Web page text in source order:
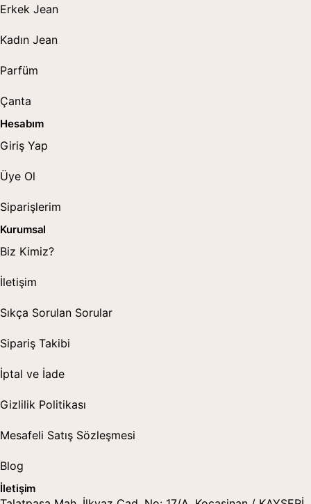
Erkek Jean
Kadın Jean
Parfüm
Çanta
Hesabım
Giriş Yap
Üye Ol
Siparişlerim
Kurumsal
Biz Kimiz?
İletişim
Sıkça Sorulan Sorular
Sipariş Takibi
İptal ve İade
Gizlilik Politikası
Mesafeli Satış Sözleşmesi
Blog
İletişim